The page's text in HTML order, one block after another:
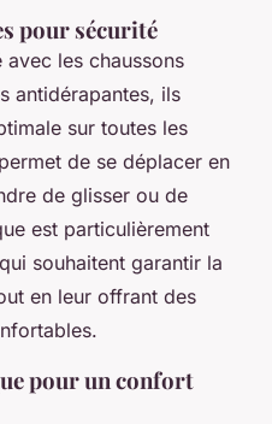
pour sécurité
les chaussons
antidérapantes, ils
sur toutes les
de se déplacer en
de glisser ou de
est particulièrement
souhaitent garantir la
en leur offrant des
pour un confort